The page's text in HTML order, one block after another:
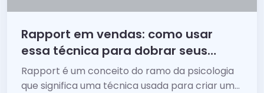
Rapport em vendas: como usar
essa técnica para dobrar seus
resultados?
Rapport é um conceito do ramo da psicologia
que significa uma técnica usada para criar uma